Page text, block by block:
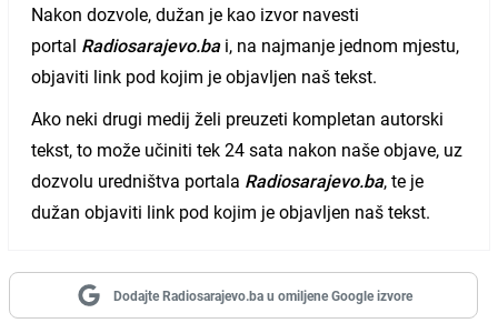
Nakon dozvole, dužan je kao izvor navesti
portal Radiosarajevo.bai, na najmanje jednom mjestu,
objaviti link pod kojim je objavljen naš tekst.
Ako neki drugi medij želi preuzeti kompletan autorski
tekst, to može učiniti tek 24 sata nakon naše objave, uz
dozvolu uredništva portala Radiosarajevo.ba, te je
dužan objaviti link pod kojim je objavljen naš tekst.
Dodajte Radiosarajevo.ba u omiljene Google izvore